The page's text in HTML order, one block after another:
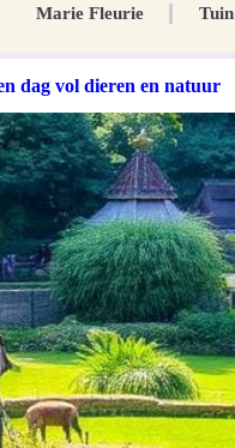
Marie Fleurie Tuin
dag vol dieren en natuur